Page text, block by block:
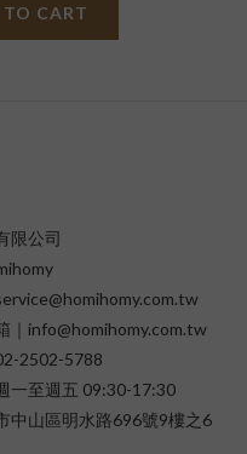
CART
限公司
｜info@homihomy.com.tw
2502-5788
一至週五 09:30-17:30
中山區明水路696號9樓之6